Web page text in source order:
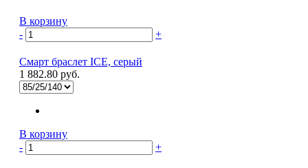
В корзину
-
+
Смарт браслет ICE, серый
1 882.80 руб.
В корзину
-
+